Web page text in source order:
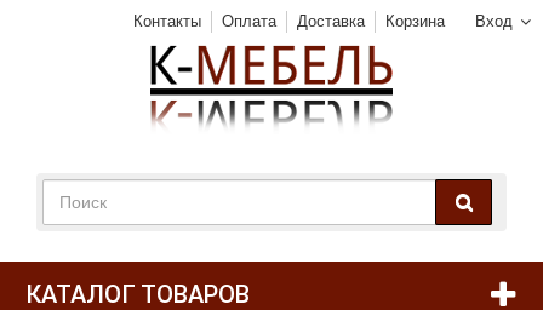
Вход
Контакты Оплата Доставка Корзина
КАТАЛОГ ТОВАРОВ